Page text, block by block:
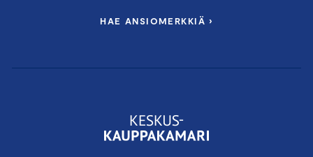
HAE ANSIOMERKKIÄ ›